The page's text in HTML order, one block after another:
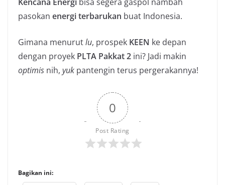
pasokan energi terbarukan buat Indonesia.
Gimana menurutlu, prospek KEEN ke depan
dengan proyek PLTA Pakkat 2 ini? Jadi makin
optimis nih, yuk pantengin terus pergerakannya!
0
Post Rating
Bagikan ini: